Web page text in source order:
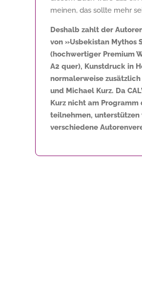
meinen, das sollte mehr
Deshalb zahlt der
von »Usbekistan Mythos
(hochwertiger Premium
A2 quer), Kunstdruck in
normalerweise zusätzlich
und Michael Kurz. Da
Kurz nicht am
teilnehmen,
verschiedene